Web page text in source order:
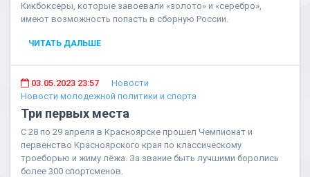
Кикбоксеры, которые завоевали «золото» и «серебро»,
имеют возможность попасть в сборную России.
ЧИТАТЬ ДАЛЬШЕ
03.05.2023 23:57
Новости
Новости молодежной политики и спорта
Три первых места
С 28 по 29 апреля в Красноярске прошел Чемпионат и
первенство Красноярского края по классическому
троеборью и жиму лёжа. За звание быть лучшими боролись
более 300 спортсменов.